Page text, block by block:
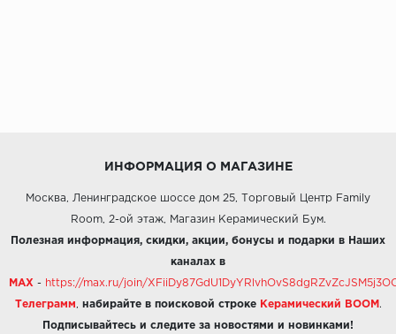
ИНФОРМАЦИЯ О МАГАЗИНЕ
Москва, Ленинградское шоссе дом 25, Торговый Центр Family
Room, 2-ой этаж, Магазин Керамический Бум.
Полезная информация, скидки, акции, бонусы и подарки в Наших
каналах в
MAX - https://max.ru/join/
Телеграмм набирайте в поисковой строке Керамический BOOM .
Подписывайтесь и следите за новостями и новинками!